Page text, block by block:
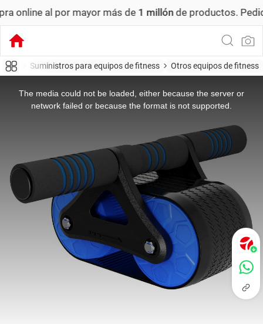
por mayor más de1 millónde productos. Pedido
libre Suministros para equipos de fitness Otros equipos de fitness
The media could not be loaded, either because the server or
network failed or because the format is not supported.